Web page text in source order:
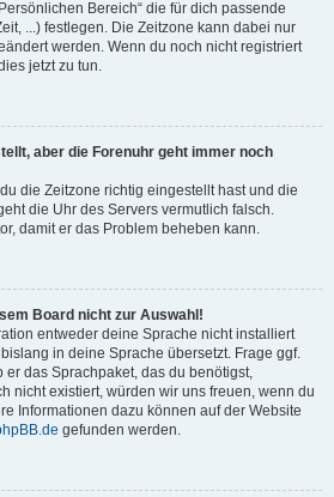
Bereich“ die für dich passende
...) festlegen. Die Zeitzone kann dabei nur
werden. Wenn du noch nicht registriert
jetzt zu tun.
aber die Forenuhr geht immer noch
die Zeitzone richtig eingestellt hast und die
die Uhr des Servers vermutlich falsch.
damit er das Problem beheben kann.
Board nicht zur Auswahl!
entweder deine Sprache nicht installiert
in deine Sprache übersetzt. Frage ggf.
er das Sprachpaket, das du benötigst,
nicht existiert, würden wir uns freuen, wenn du
Informationen dazu können auf der Website
gefunden werden.